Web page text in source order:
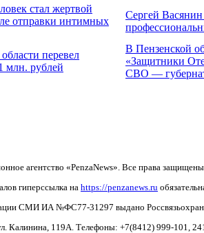
стал жертвой
отправки интимных
Сергей
перевел
млн. рублей
В Пензенской
«Защитники
СВО —
агентство «PenzaNews». Все права
гиперссылка на https://penzanews.ru
СМИ ИА №ФС77-31297 выдано
Калинина, 119А. Телефоны: +7(8412) 999-101,